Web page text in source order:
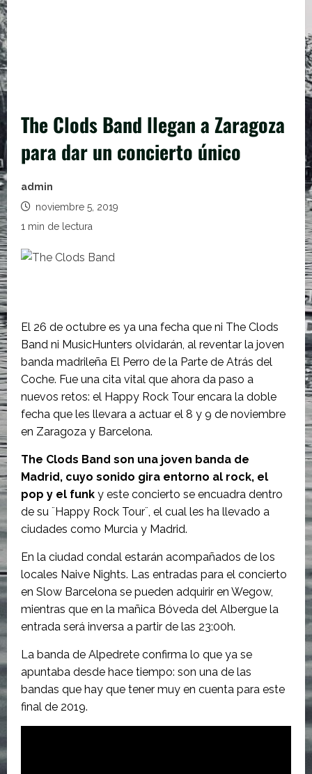
The Clods Band llegan a Zaragoza
para dar un concierto único
admin
noviembre 5, 2019
1 min de lectura
El 26 de octubre es ya una fecha que ni The Clods
Band ni MusicHunters olvidarán, al reventar la joven
banda madrileña El Perro de la Parte de Atrás del
Coche. Fue una cita vital que ahora da paso a
nuevos retos: el Happy Rock Tour encara la doble
fecha que les llevara a actuar el 8 y 9 de noviembre
en Zaragoza y Barcelona.
The Clods Band son una joven banda de
Madrid, cuyo sonido gira entorno al rock, el
pop y el funk y este concierto se encuadra dentro
de su ¨Happy Rock Tour¨, el cual les ha llevado a
ciudades como Murcia y Madrid.
En la ciudad condal estarán acompañados de los
locales Naive Nights. Las entradas para el concierto
en Slow Barcelona se pueden adquirir en Wegow,
mientras que en la mañica Bóveda del Albergue la
entrada será inversa a partir de las 23:00h.
La banda de Alpedrete confirma lo que ya se
apuntaba desde hace tiempo: son una de las
bandas que hay que tener muy en cuenta para este
final de 2019.